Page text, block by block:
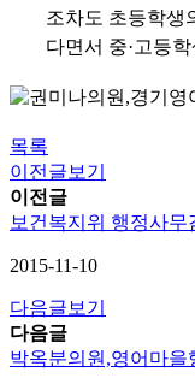
조차도 초등학생
다면서 중·고등
목록
이전글보기
이전글
보건복지위 행정사무
2015-11-10
다음글보기
다음글
박옥분의원,영어마을